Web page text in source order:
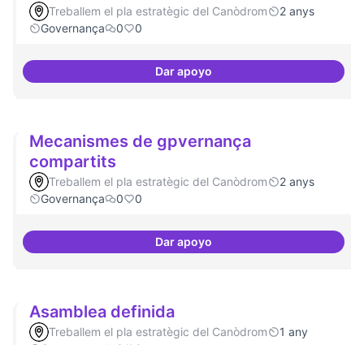
Treballem el pla estratègic del Canòdrom
2 anys
Governança
0 0
Dar apoyoComité Asesor Internacional
Mecanismes de gpvernança
compartits
Treballem el pla estratègic del Canòdrom
2 anys
Governança
0 0
Dar apoyoMecanismes de gpvernança
Asamblea definida
Treballem el pla estratègic del Canòdrom
1 any